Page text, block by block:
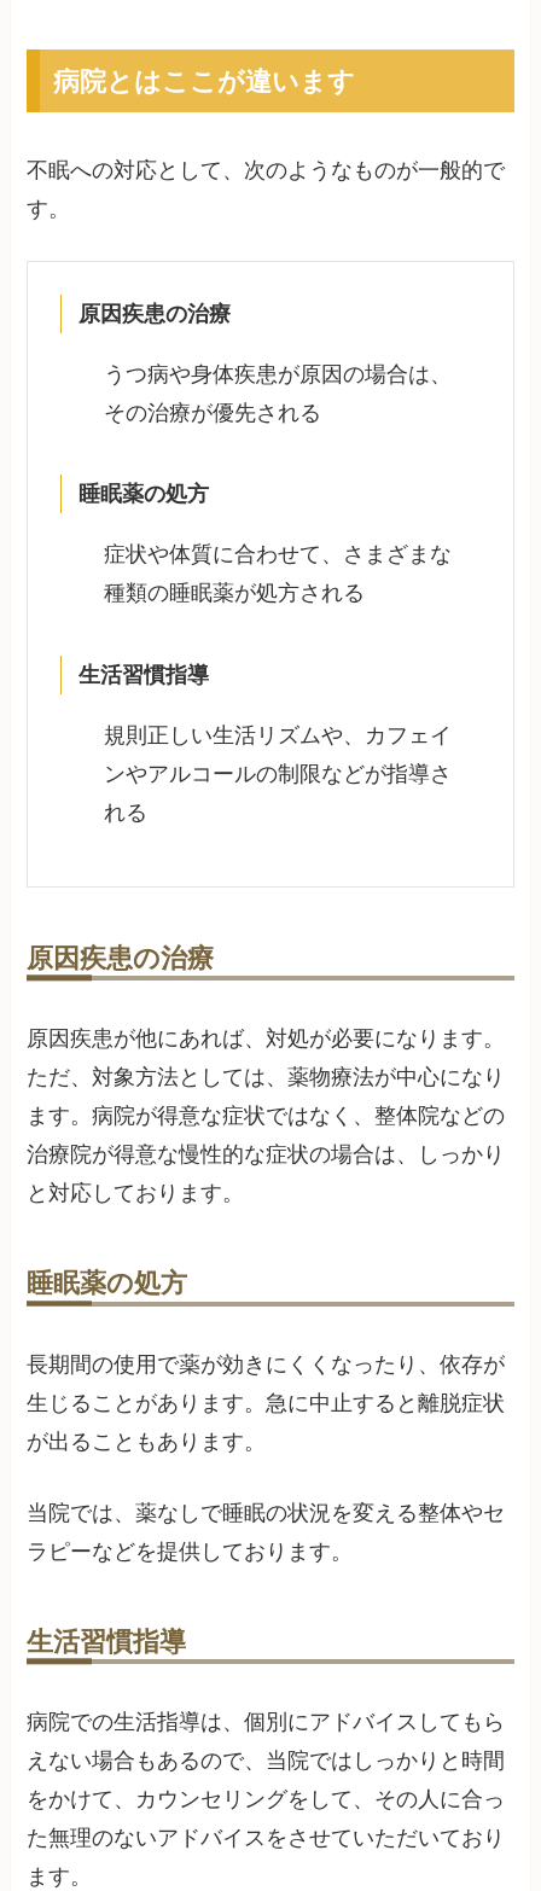
病院とはここが違います
不眠への対応として、次のようなものが一般的で
す。
原因疾患の治療
うつ病や身体疾患が原因の場合は、
その治療が優先される
睡眠薬の処方
症状や体質に合わせて、さまざまな
種類の睡眠薬が処方される
生活習慣指導
規則正しい生活リズムや、カフェイ
ンやアルコールの制限などが指導さ
れる
原因疾患の治療
原因疾患が他にあれば、対処が必要になります。
ただ、対象方法としては、薬物療法が中心になり
ます。病院が得意な症状ではなく、整体院などの
治療院が得意な慢性的な症状の場合は、しっかり
と対応しております。
睡眠薬の処方
長期間の使用で薬が効きにくくなったり、依存が
生じることがあります。急に中止すると離脱症状
が出ることもあります。
当院では、薬なしで睡眠の状況を変える整体やセ
ラピーなどを提供しております。
生活習慣指導
病院での生活指導は、個別にアドバイスしてもら
えない場合もあるので、当院ではしっかりと時間
をかけて、カウンセリングをして、その人に合っ
た無理のないアドバイスをさせていただいており
ます。